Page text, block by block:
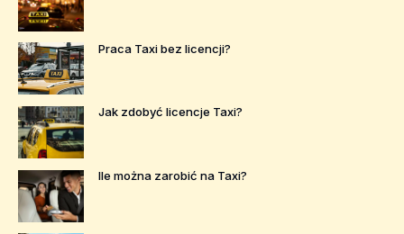
Praca Taxi bez licencji?
Jak zdobyć licencje Taxi?
Ile można zarobić na Taxi?